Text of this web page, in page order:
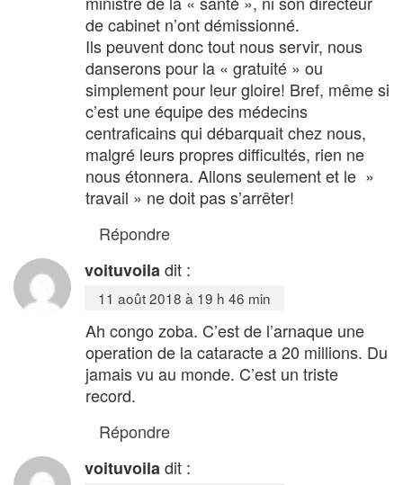
de cabinet n’ont démissionné.
Ils peuvent donc tout nous servir, nous
danserons pour la « gratuité » ou
simplement pour leur gloire! Bref, même si
c’est une équipe des médecins
centraficains qui débarquait chez nous,
malgré leurs propres difficultés, rien ne
nous étonnera. Allons seulement et le »
travail » ne doit pas s’arrêter!
Répondre
voituvoiladit :
11 août 2018 à 19 h 46 min
Ah congo zoba. C’est de l’arnaque une
operation de la cataracte a 20 millions. Du
jamais vu au monde. C’est un triste
record.
Répondre
voituvoiladit :